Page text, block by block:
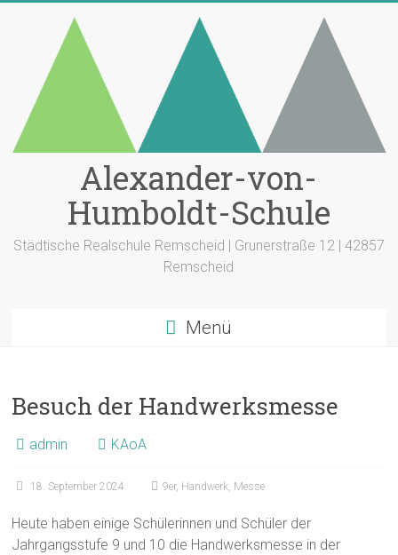
Alexander-von-
Humboldt-Schule
Städtische Realschule Remscheid | Grunerstraße 12 | 42857
Remscheid
Menü
Besuch der Handwerksmesse
admin KAoA
18. September 2024 9er, Handwerk, Messe
Heute haben einige Schülerinnen und Schüler der
Jahrgangsstufe 9 und 10 die Handwerksmesse in der